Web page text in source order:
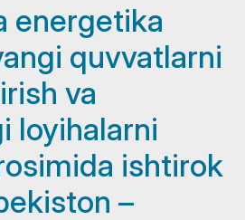
energetika
quvvatlarni
va
loyihalarni
ishtirok
–